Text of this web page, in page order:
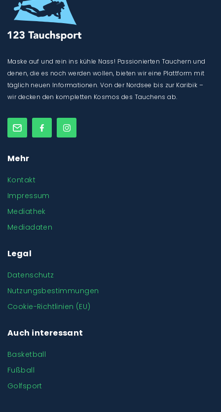
Maske auf und rein ins kühle Nass! Passionierten Tauchern und
denen, die es noch werden wollen, bieten wir eine Plattform mit
täglich neuen Informationen. Von der Nordsee bis zur Karibik –
wir decken den kompletten Kosmos des Tauchens ab.
Mehr
Kontakt
Impressum
Mediathek
Mediadaten
Legal
Datenschutz
Nutzungsbestimmungen
Cookie-Richtlinien (EU)
Auch interessant
Basketball
Fußball
Golfsport